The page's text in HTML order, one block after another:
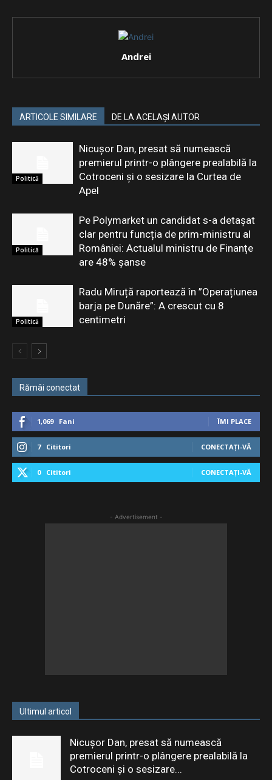
Andrei
ARTICOLE SIMILARE DE LA ACELAȘI AUTOR
Politică
Nicușor Dan, presat să numească
premierul printr-o plângere prealabilă la
Cotroceni și o sesizare la Curtea de
Apel
Politică
Pe Polymarket un candidat s-a detașat
clar pentru funcția de prim-ministru al
României: Actualul ministru de Finanțe
are 48% șanse
Politică
Radu Miruță raportează în ”Operațiunea
barja pe Dunăre”: A crescut cu 8
centimetri
Rămâi conectat
1,069 Fani ÎMI PLACE
7 Cititori CONECTAȚI-VĂ
0 Cititori CONECTAȚI-VĂ
- Advertisement -
Ultimul articol
Nicușor Dan, presat să numească
premierul printr-o plângere prealabilă la
Cotroceni și o sesizare...